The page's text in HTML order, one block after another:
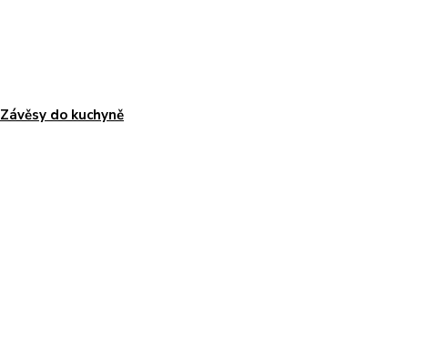
Závěsy do kuchyně